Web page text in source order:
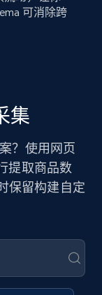
可消除跨
集
？使用网页
提取商品数
保留构建自定